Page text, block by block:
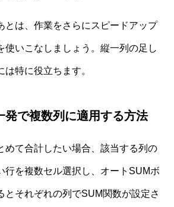
とは、作業をさらにスピードアップ
使いこなしましょう。縦一列の足し
特に役立ちます。
発で複数列に適用する方法
めて合計したい場合、該当する列の
行を複数セル選択し、オートSUMボ
とそれぞれの列でSUM関数が設定さ